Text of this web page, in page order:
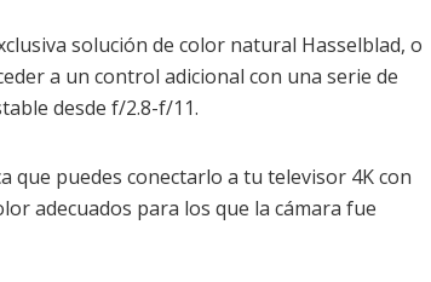
solución de color natural Hasselblad, o
a un control adicional con una serie de
desde f/2.8-f/11.
que puedes conectarlo a tu televisor 4K con
adecuados para los que la cámara fue